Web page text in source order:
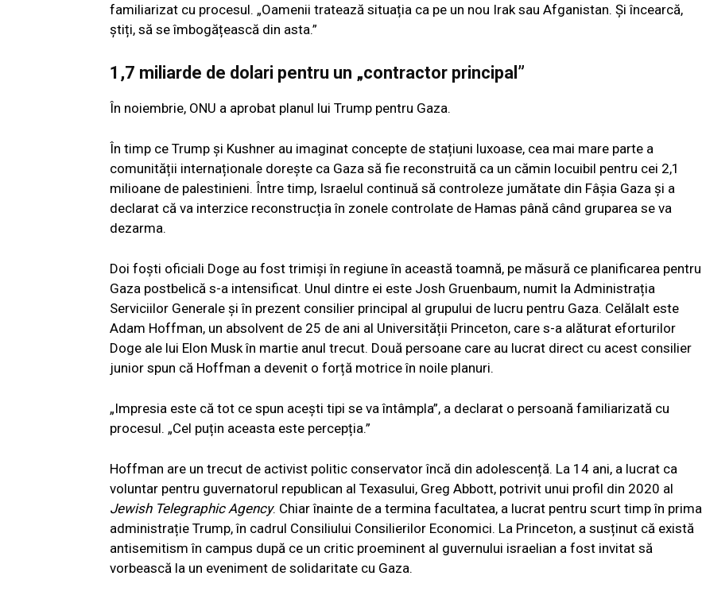
familiarizat cu procesul. „Oamenii tratează situația ca pe un nou Irak sau Afganistan. Și încearcă,
știți, să se îmbogățească din asta.”
1,7 miliarde de dolari pentru un „contractor principal”
În noiembrie, ONU a aprobat planul lui Trump pentru Gaza.
În timp ce Trump și Kushner au imaginat concepte de stațiuni luxoase, cea mai mare parte a
comunității internaționale dorește ca Gaza să fie reconstruită ca un cămin locuibil pentru cei 2,1
milioane de palestinieni. Între timp, Israelul continuă să controleze jumătate din Fâșia Gaza și a
declarat că va interzice reconstrucția în zonele controlate de Hamas până când gruparea se va
dezarma.
Doi foști oficiali Doge au fost trimiși în regiune în această toamnă, pe măsură ce planificarea pentru
Gaza postbelică s-a intensificat. Unul dintre ei este Josh Gruenbaum, numit la Administrația
Serviciilor Generale și în prezent consilier principal al grupului de lucru pentru Gaza. Celălalt este
Adam Hoffman, un absolvent de 25 de ani al Universității Princeton, care s-a alăturat eforturilor
Doge ale lui Elon Musk în martie anul trecut. Două persoane care au lucrat direct cu acest consilier
junior spun că Hoffman a devenit o forță motrice în noile planuri.
„Impresia este că tot ce spun acești tipi se va întâmpla”, a declarat o persoană familiarizată cu
procesul. „Cel puțin aceasta este percepția.”
Hoffman are un trecut de activist politic conservator încă din adolescență. La 14 ani, a lucrat ca
voluntar pentru guvernatorul republican al Texasului, Greg Abbott, potrivit unui profil din 2020 al
Jewish Telegraphic Agency. Chiar înainte de a termina facultatea, a lucrat pentru scurt timp în prima
administrație Trump, în cadrul Consiliului Consilierilor Economici. La Princeton, a susținut că există
antisemitism în campus după ce un critic proeminent al guvernului israelian a fost invitat să
vorbească la un eveniment de solidaritate cu Gaza.